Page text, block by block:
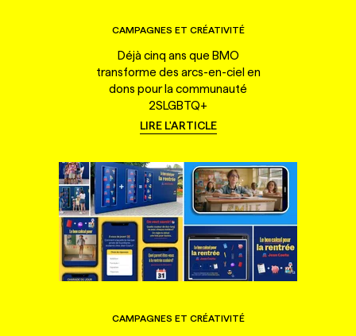
CAMPAGNES ET CRÉATIVITÉ
Déjà cinq ans que BMO
transforme des arcs-en-ciel en
dons pour la communauté
2SLGBTQ+
LIRE L'ARTICLE
CAMPAGNES ET CRÉATIVITÉ